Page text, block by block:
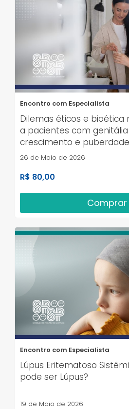
Encontro com Especialista
Dilemas éticos e
a pacientes com
crescimento e
medicações off label
26 de Maio de 2026
R$ 80,00
Comprar
Encontro com Especialista
Lúpus Eritematoso
pode ser Lúpus?
19 de Maio de 2026